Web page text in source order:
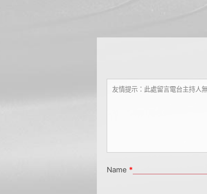
Name *